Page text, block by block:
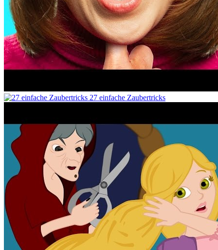
27 einfache Zaubertricks